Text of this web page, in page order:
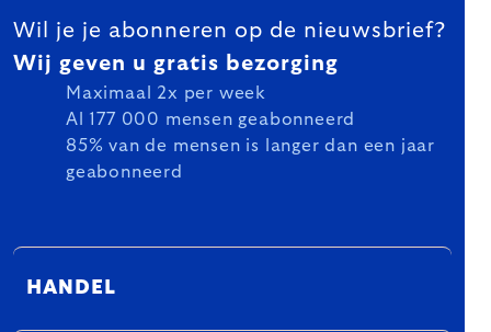
Wil je je abonneren op de nieuwsbrief?
Wij geven u gratis bezorging
Maximaal 2x per week
Al 177 000 mensen geabonneerd
85% van de mensen is langer dan een jaar
geabonneerd
HANDEL